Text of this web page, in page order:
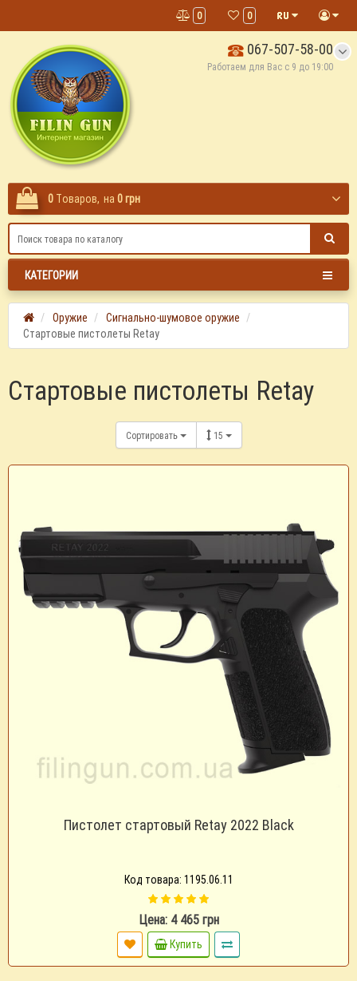
0
0
067-507-58-00
Работаем для Вас с 9 до 19:00
0 Tоваров, на 0 грн
КАТЕГОРИИ
Оружие
Сигнально-шумовое оружие
Стартовые пистолеты Retay
Стартовые пистолеты Retay
Сортировать 15
Пистолет стартовый Retay 2022 Black
Код товара: 1195.06.11
Цена: 4 465 грн
Купить